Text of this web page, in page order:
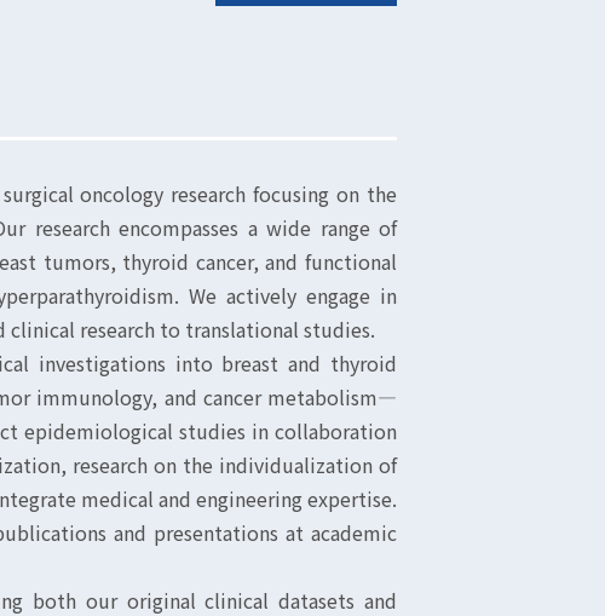
oncology research focusing on the
research encompasses a wide range of
tumors, thyroid cancer, and functional
We actively engage in
clinical research to translational studies.
investigations into breast and thyroid
immunology, and cancer metabolism—
epidemiological studies in collaboration
research on the individualization of
medical and engineering expertise.
and presentations at academic
both our original clinical datasets and